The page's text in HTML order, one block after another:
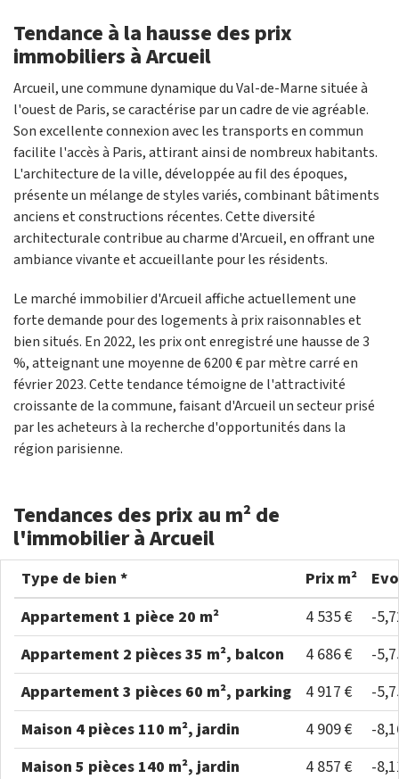
Tendance à la hausse des prix
immobiliers à Arcueil
Arcueil, une commune dynamique du Val-de-Marne située à
l'ouest de Paris, se caractérise par un cadre de vie agréable.
Son excellente connexion avec les transports en commun
facilite l'accès à Paris, attirant ainsi de nombreux habitants.
L'architecture de la ville, développée au fil des époques,
présente un mélange de styles variés, combinant bâtiments
anciens et constructions récentes. Cette diversité
architecturale contribue au charme d'Arcueil, en offrant une
ambiance vivante et accueillante pour les résidents.
Le marché immobilier d'Arcueil affiche actuellement une
forte demande pour des logements à prix raisonnables et
bien situés. En 2022, les prix ont enregistré une hausse de 3
%, atteignant une moyenne de 6200 € par mètre carré en
février 2023. Cette tendance témoigne de l'attractivité
croissante de la commune, faisant d'Arcueil un secteur prisé
par les acheteurs à la recherche d'opportunités dans la
région parisienne.
Tendances des prix au m² de
l'immobilier à Arcueil
Type de bien * Prix m²
Appartement 1 pièce 20 m²
4 535 €
-
Appartement 2 pièces 35 m², balcon
4 686 €
-
Appartement 3 pièces 60 m², parking
4 917 €
-
Maison 4 pièces 110 m², jardin
4 909 €
-
Maison 5 pièces 140 m², jardin
4 857 € -